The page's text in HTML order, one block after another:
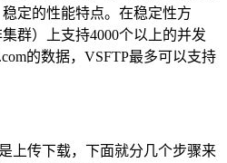
定的性能特点。在稳定性方
群）上支持4000个以上的并发
的数据，VSFTP最多可以支持
上传下载，下面就分几个步骤来